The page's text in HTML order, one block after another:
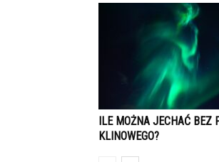
ILE MOŻNA JECHAĆ BEZ
KLINOWEGO?